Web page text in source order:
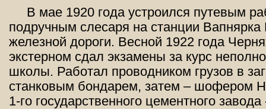
В мае 1920 года устроился путевым
подручным слесаря на станции
железной дороги. Весной 1922 года
экстерном сдал экзамены за курс
школы. Работал проводником грузов в
станковым бондарем, затем – шофером
1-го государственного цементного